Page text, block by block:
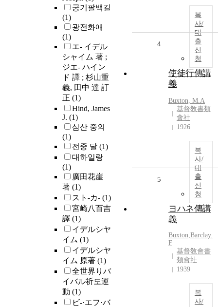
궁기팔백길
(1)
광전화애
(1)
エ- イデル
シャイム 著 ;
ジエ- ハイン
ド 譯 ; 杉山重
義, 田中 達 訂
正 (1)
Hind, James
J. (1)
삼산 중의
(1)
전중 달 (1)
대하일랑
(1)
廣田花崖
著 (1)
スト-カ- (1)
宮崎八百吉
譯 (1)
イデルシヤ
イム (1)
イデルシヤ
イム 原著 (1)
全世界りバ
イバル祈도運
動 (1)
ビ-·エフ·バ
복
사/
대
출
신
청
4
使徒行傳講
義
Buxton, M.A
基督敎書類
會社
1926
복
사/
대
출
신
청
5
ヨハネ傳講
義
Buxton,Barclay.
F
基督敎會書
類會社
1939
복
사/